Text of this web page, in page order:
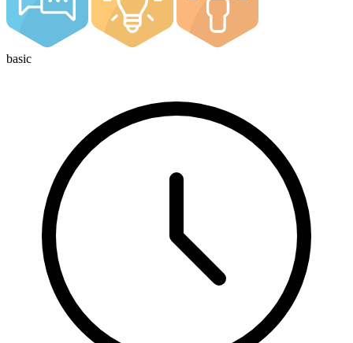
basic